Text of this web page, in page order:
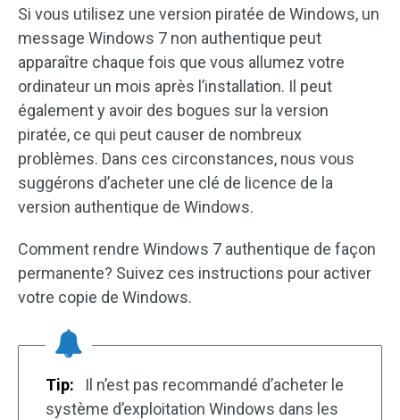
Si vous utilisez une version piratée de Windows, un
message Windows 7 non authentique peut
apparaître chaque fois que vous allumez votre
ordinateur un mois après l’installation. Il peut
également y avoir des bogues sur la version
piratée, ce qui peut causer de nombreux
problèmes. Dans ces circonstances, nous vous
suggérons d’acheter une clé de licence de la
version authentique de Windows.
Comment rendre Windows 7 authentique de façon
permanente? Suivez ces instructions pour activer
votre copie de Windows.
Tip:
Il n’est pas recommandé d’acheter le
système d’exploitation Windows dans les